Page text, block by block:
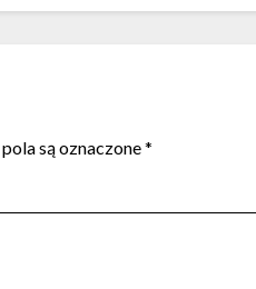
są oznaczone*